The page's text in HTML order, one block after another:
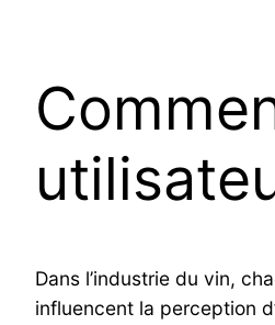
Dans l’industrie du vin,
influencent la perception